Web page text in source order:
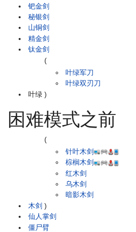
钯金剑
秘银剑
山铜剑
精金剑
钛金剑
叶绿
(
叶绿军刀
叶绿双刃刀
)
困难模式之前
木剑
(
针叶木剑
棕榈木剑
红木剑
乌木剑
暗影木剑
)
仙人掌剑
僵尸臂